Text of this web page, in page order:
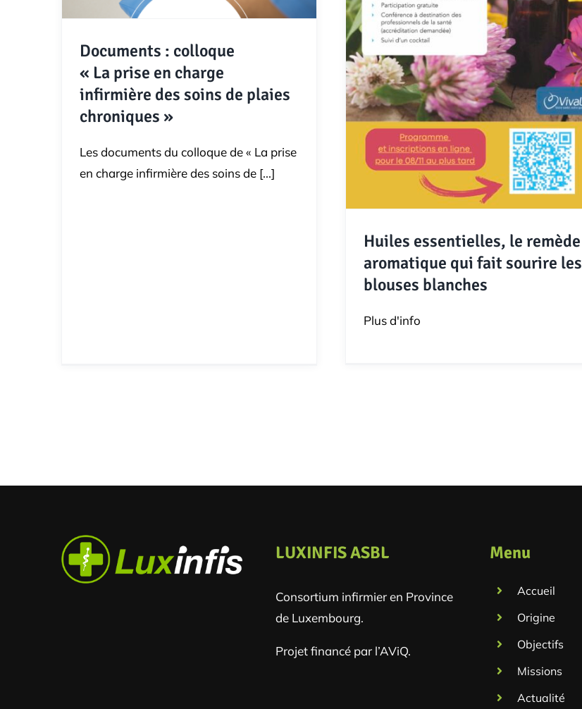
Documents : colloque
« La prise en charge
infirmière des soins de plaies
chroniques »
Les documents du colloque de « La prise
en charge infirmière des soins de [...]
Huiles essentielles, le remède
aromatique qui fait sourire les
blouses blanches
Plus d'info
LUXINFIS ASBL
Consortium infirmier en Province
de Luxembourg.
Projet financé par l’AViQ.
Menu
Accueil
Origine
Objectifs
Missions
Actualité